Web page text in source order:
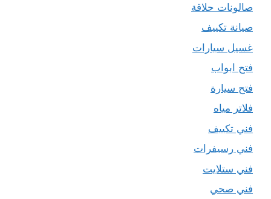
صالونات حلاقة
صيانة تكييف
غسيل سيارات
فتح ابواب
فتح سيارة
فلاتر مياه
فني تكييف
فني رسيفرات
فني ستلايت
فني صحي